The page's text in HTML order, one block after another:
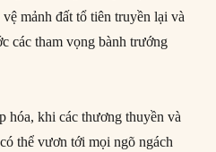
mảnh đất tổ tiên truyền lại và
các tham vọng bành trướng
hóa, khi các thương thuyền và
thể vươn tới mọi ngõ ngách